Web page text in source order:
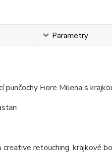
Parametry
punčochy Fiore Milena s
retouching, krajkové